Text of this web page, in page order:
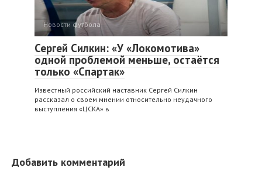
Новости футбола
Сергей Силкин: «У «Локомотива»
одной проблемой меньше, остаётся
только «Спартак»
Известный российский наставник Сергей Силкин
рассказал о своем мнении относительно неудачного
выступления «ЦСКА» в
Добавить комментарий